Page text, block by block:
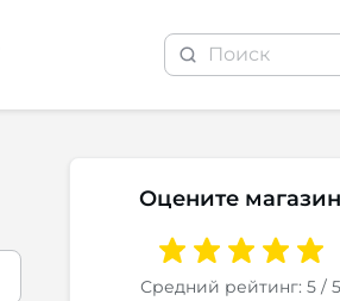
Оцените магазин
Средний рейтинг: 5 / 5